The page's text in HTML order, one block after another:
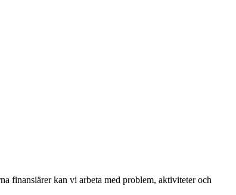
finansiärer kan vi arbeta med problem, aktiviteter och